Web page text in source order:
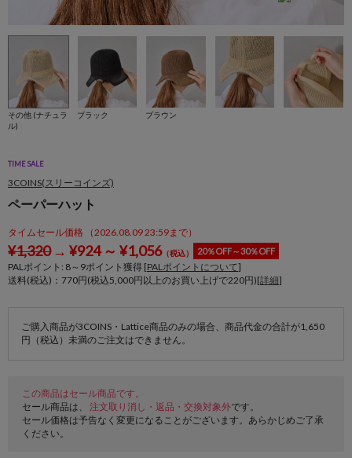
その他 (ナチュラ
ル)
ブラック ブラウン
TIME SALE
3COINS(スリーコインズ)
ペーパーハット
タイムセール価格 （2026.08.09 23:59まで）
¥1,320→ ¥924～ ¥1,056（税込） 20％OFF～30％OFF
PALポイント: 8～ 9ポイント獲得 [PALポイントについて]
送料(税込)：770円(税込5,000円以上のお買い上げで220円)[詳細]
ご購入商品が3COINS・Lattice商品のみの場合、商品代金の合計が1,650
円（税込）未満のご注文はできません。
この商品はセール商品です。
セール商品は、 注文取り消し・返品・交換対象外です。
セール価格は予告なく変更になることがございます。あらかじめご了承
ください。